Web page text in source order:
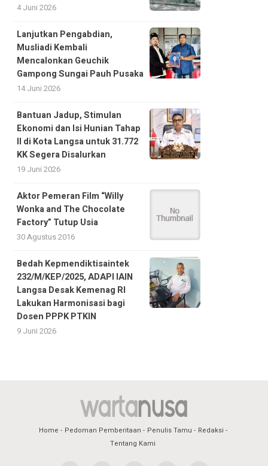
4 Juni 2026
Lanjutkan Pengabdian,
Musliadi Kembali
Mencalonkan Geuchik
Gampong Sungai Pauh Pusaka
14 Juni 2026
Bantuan Jadup, Stimulan
Ekonomi dan Isi Hunian Tahap
II di Kota Langsa untuk 31.772
KK Segera Disalurkan
19 Juni 2026
Aktor Pemeran Film “Willy
Wonka and The Chocolate
Factory” Tutup Usia
30 Agustus 2016
Bedah Kepmendiktisaintek
232/M/KEP/2025, ADAPI IAIN
Langsa Desak Kemenag RI
Lakukan Harmonisasi bagi
Dosen PPPK PTKIN
9 Juni 2026
Home Pedoman Pemberitaan Penulis Tamu
Redaksi
Tentang Kami